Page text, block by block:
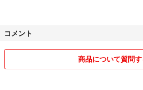
2点同時購入 120円引き
4点同時購入 360円引き
5点同時購入 480円引き
コメント
商品について質問